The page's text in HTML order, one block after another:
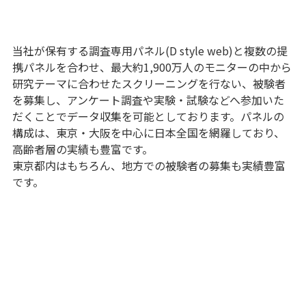
当社が保有する調査専用パネル(D style web)と複数の提
携パネルを合わせ、最大約1,900万人のモニターの中から
研究テーマに合わせたスクリーニングを行ない、被験者
を募集し、アンケート調査や実験・試験などへ参加いた
だくことでデータ収集を可能としております。パネルの
構成は、東京・大阪を中心に日本全国を網羅しており、
高齢者層の実績も豊富です。
東京都内はもちろん、地方での被験者の募集も実績豊富
です。